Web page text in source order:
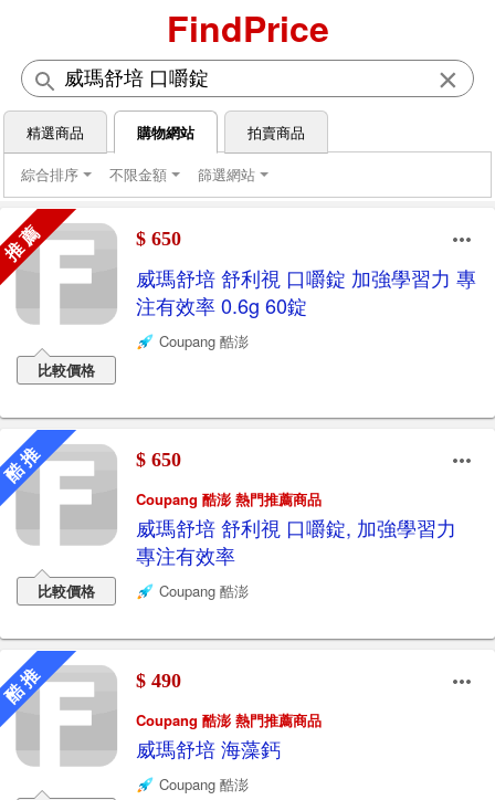
FindPrice
×
精選商品 購物網站
拍賣商品
綜合排序
不限金額 篩選網站
薦
比較價格
$ 650
威瑪舒培 舒利視 口嚼錠 加強學習力 專
注有效率 0.6g 60錠
Coupang 酷澎
推
比較價格
$ 650
Coupang 酷澎 熱門推薦商品
威瑪舒培 舒利視 口嚼錠, 加強學習力
專注有效率
Coupang 酷澎
推 $ 490
Coupang 酷澎 熱門推薦商品
威瑪舒培 海藻鈣
Coupang 酷澎